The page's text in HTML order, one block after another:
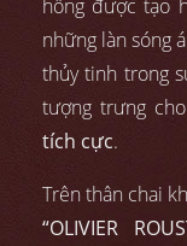
hồng được tạo
những làn sóng
thủy tinh trong
tượng trưng cho
tích cực.
Trên thân chai
“OLIVIER